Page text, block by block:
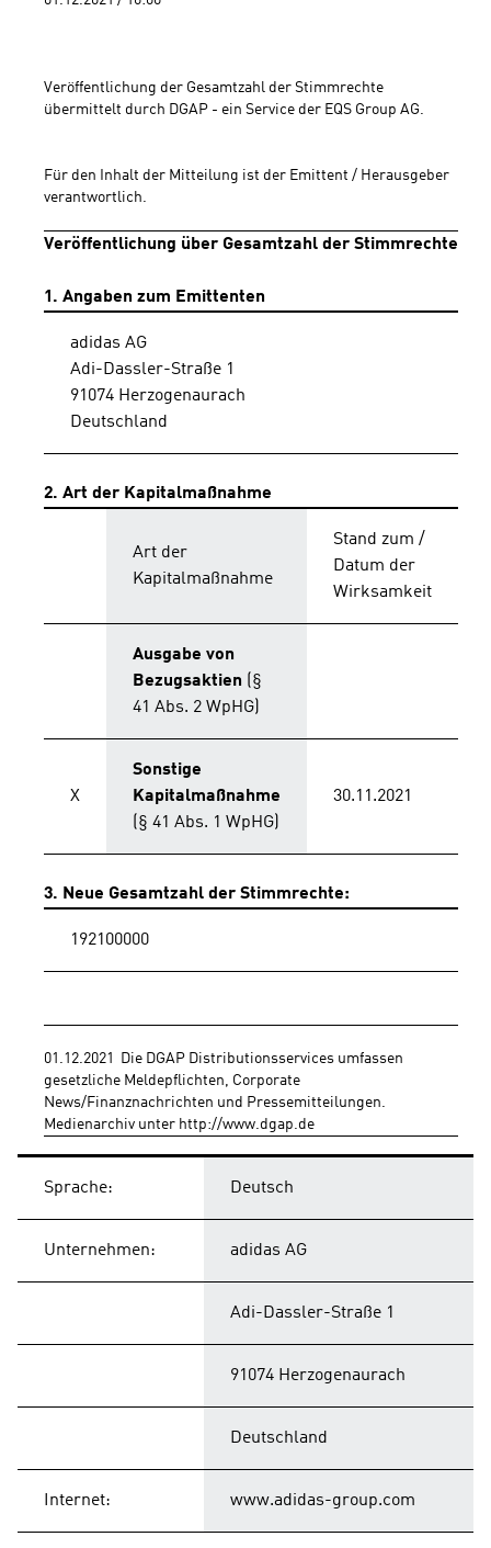
Veröffentlichung der Gesamtzahl der Stimmrechte
übermittelt durch DGAP - ein Service der EQS Group AG.
Für den Inhalt der Mitteilung ist der Emittent / Herausgeber
verantwortlich.
Veröffentlichung über Gesamtzahl der Stimmrechte
1. Angaben zum Emittenten
adidas AG
Adi-Dassler-Straße 1
91074 Herzogenaurach
Deutschland
2. Art der Kapitalmaßnahme
Art der
Kapitalmaßnahme
Stand zum /
Datum der
Wirksamkeit
Ausgabe von
Bezugsaktien (§
41 Abs. 2 WpHG)
X
Sonstige
Kapitalmaßnahme
(§ 41 Abs. 1 WpHG)
30.11.2021
3. Neue Gesamtzahl der Stimmrechte:
192100000
01.12.2021  Die DGAP Distributionsservices umfassen
gesetzliche Meldepflichten, Corporate
News/Finanznachrichten und Pressemitteilungen.
Medienarchiv unter http://www.dgap.de
Sprache: Deutsch
Unternehmen: adidas AG
Adi-Dassler-Straße 1
91074 Herzogenaurach
Deutschland
Internet: www.adidas-group.com